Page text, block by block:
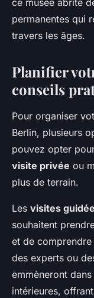
ce musée abrite
permanentes qui
travers les âges.
Planifier
conseils
Pour organiser
Berlin, plusieurs
pouvez opter
visite privée ou
plus de terrain.
Les visites
souhaitent
et de
des experts ou
emmèneront
intérieures,